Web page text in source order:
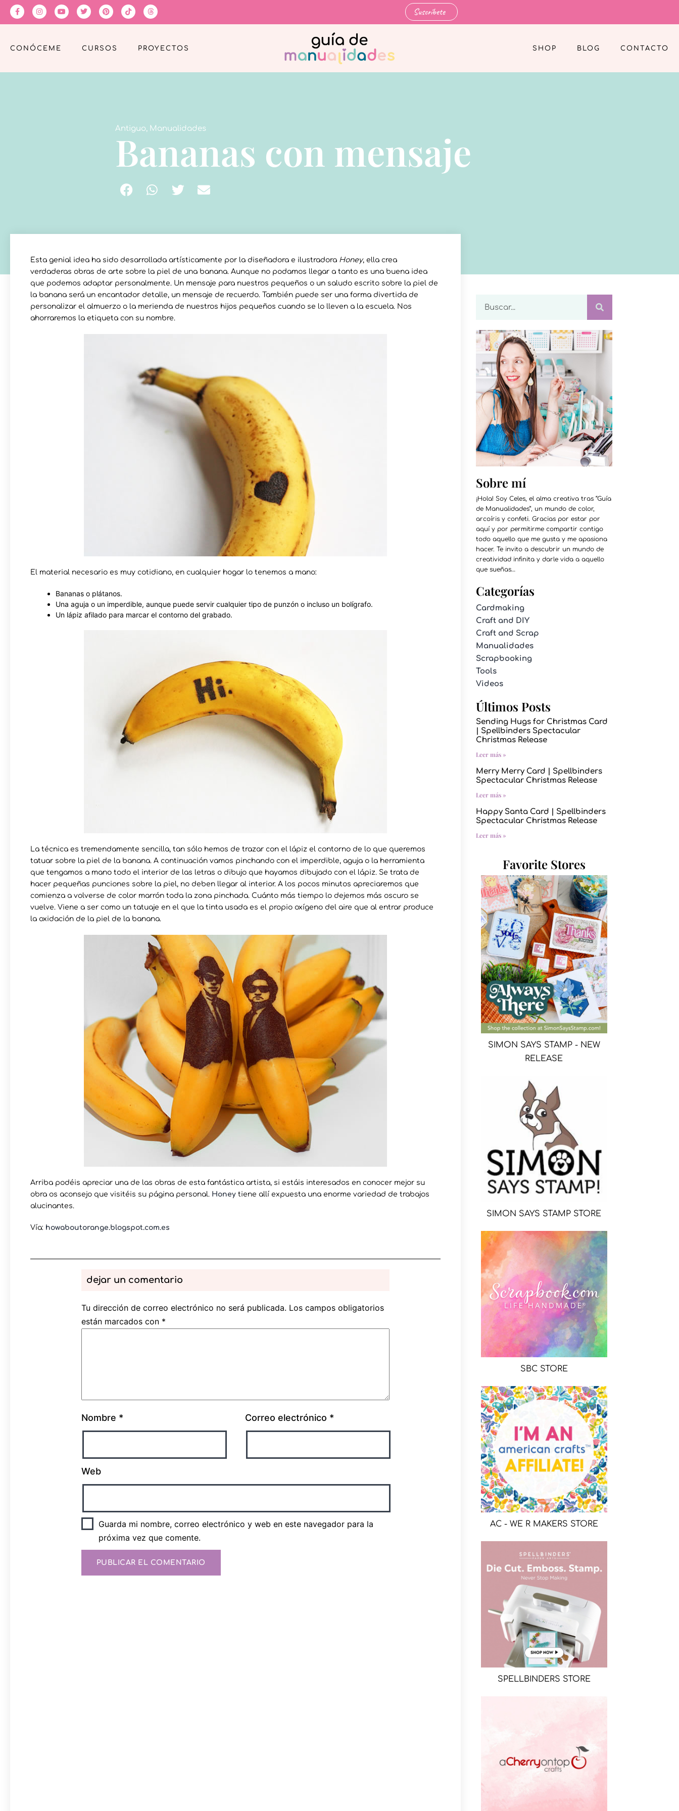
Suscríbete
CONÓCEME CURSOS PROYECTOS SHOP BLOG CONTACTO
Antiguo, Manualidades
Bananas con mensaje
Esta genial idea ha sido desarrollada artísticamente por la diseñadora e ilustradora Honey, ella crea
verdaderas obras de arte sobre la piel de una banana. Aunque no podamos llegar a tanto es una buena idea
que podemos adaptar personalmente. Un mensaje para nuestros pequeños o un saludo escrito sobre la piel de
la banana será un encantador detalle, un mensaje de recuerdo. También puede ser una forma divertida de
personalizar el almuerzo o la merienda de nuestros hijos pequeños cuando se lo lleven a la escuela. Nos
ahorraremos la etiqueta con su nombre.
El material necesario es muy cotidiano, en cualquier hogar lo tenemos a mano:
Bananas o plátanos.
Una aguja o un imperdible, aunque puede servir cualquier tipo de punzón o incluso un bolígrafo.
Un lápiz afilado para marcar el contorno del grabado.
La técnica es tremendamente sencilla, tan sólo hemos de trazar con el lápiz el contorno de lo que queremos
tatuar sobre la piel de la banana. A continuación vamos pinchando con el imperdible, aguja o la herramienta
que tengamos a mano todo el interior de las letras o dibujo que hayamos dibujado con el lápiz. Se trata de
hacer pequeñas punciones sobre la piel, no deben llegar al interior. A los pocos minutos apreciaremos que
comienza a volverse de color marrón toda la zona pinchada. Cuánto más tiempo lo dejemos más oscuro se
vuelve. Viene a ser como un tatuaje en el que la tinta usada es el propio oxígeno del aire que al entrar produce
la oxidación de la piel de la banana.
Arriba podéis apreciar una de las obras de esta fantástica artista, si estáis interesados en conocer mejor su
obra os aconsejo que visitéis su página personal. Honey tiene allí expuesta una enorme variedad de trabajos
alucinantes.
Vía: howaboutorange.blogspot.com.es
dejar un comentario
Tu dirección de correo electrónico no será publicada. Los campos obligatorios
están marcados con *
Nombre * Correo electrónico *
Web
Guarda mi nombre, correo electrónico y web en este navegador para la
próxima vez que comente.
Sobre mí
¡Hola! Soy Celes, el alma creativa tras “Guía
de Manualidades”, un mundo de color,
arcoíris y confeti. Gracias por estar por
aquí y por permitirme compartir contigo
todo aquello que me gusta y me apasiona
hacer. Te invito a descubrir un mundo de
creatividad infinita y darle vida a aquello
que sueñas…
Categorías
Cardmaking
Craft and DIY
Craft and Scrap
Manualidades
Scrapbooking
Tools
Videos
Últimos Posts
Sending Hugs for Christmas Card
| Spellbinders Spectacular
Christmas Release
Leer más »
Merry Merry Card | Spellbinders
Spectacular Christmas Release
Leer más »
Happy Santa Card | Spellbinders
Spectacular Christmas Release
Leer más »
Favorite Stores
SIMON SAYS STAMP - NEW
RELEASE
SIMON SAYS STAMP STORE
SBC STORE
AC - WE R MAKERS STORE
SPELLBINDERS STORE